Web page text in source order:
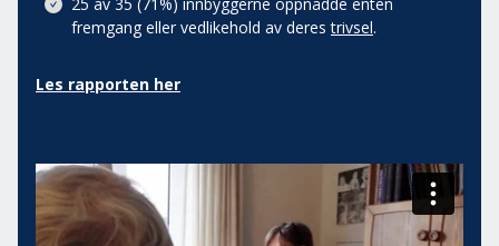
fremgang eller vedlikehold av derestrivsel.
Les rapporten her